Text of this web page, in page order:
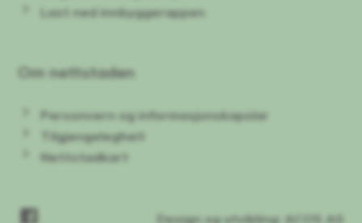
Last ned innbyggerappen
Om nettstaden
Personvern og informasjonskapslar
Tilgjengelegheit
Nettstadkart
Facebook Design og utvikling: ACOS AS